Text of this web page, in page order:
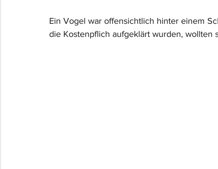
Ein Vogel war offensichtlich hinter einem
die Kostenpflich aufgeklärt wurden,